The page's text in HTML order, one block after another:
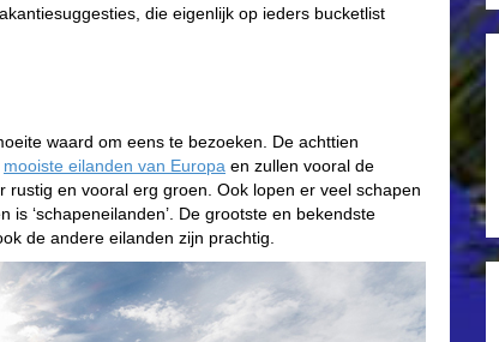
die eigenlijk op ieders bucketlist
waard om eens te bezoeken. De achttien
mooiste eilanden van Europa en zullen vooral de
en vooral erg groen. Ook lopen er veel schapen
‘schapeneilanden’. De grootste en bekendste
de andere eilanden zijn prachtig.